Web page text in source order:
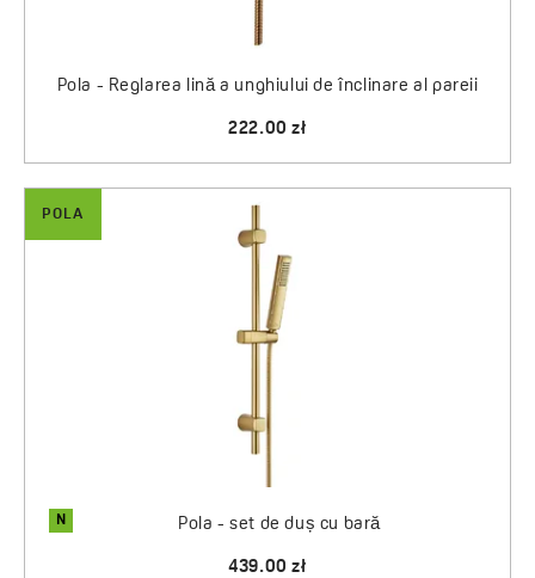
Pola - Reglarea lină a unghiului de înclinare al pareii
222.00 zł
POLA
N Pola - set de duș cu bară
439.00 zł